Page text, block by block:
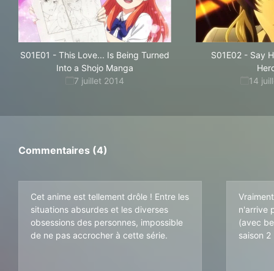
S01E01 - This Love... Is Being Turned
Into a Shojo Manga
7 juillet 2014
S01E02- Say
14
Commentaires (4)
Cet anime est tellement drôle ! Entre les
situations absurdes et les diverses
obsessions des personnes, impossible
de ne pas accrocher à cette série.
n'arrive
(avec
saison 2